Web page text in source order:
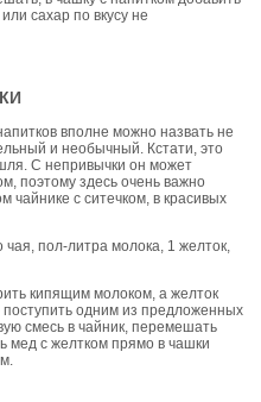
сахар по вкусу не
вполне можно назвать не
и необычный. Кстати, это
С непривычки он может
поэтому здесь очень важно
с ситечком, в красивых
пол-литра молока, 1 желток,
кипящим молоком, а желток
одним из предложенных
смесь в чайник, перемешать
мед с желтком прямо в чашки